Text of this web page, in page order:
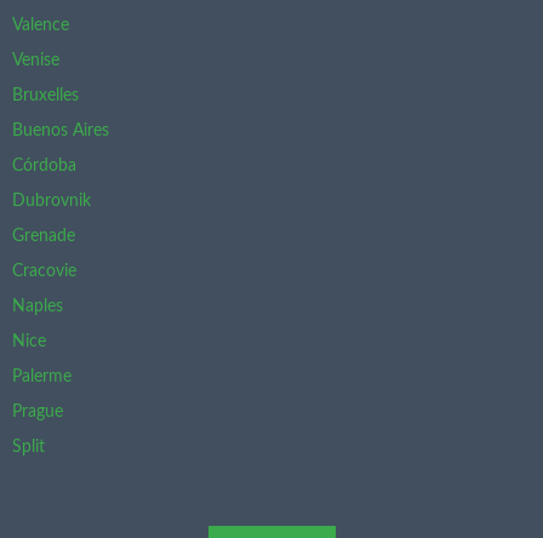
Valence
Venise
Bruxelles
Buenos Aires
Córdoba
Dubrovnik
Grenade
Cracovie
Naples
Nice
Palerme
Prague
Split